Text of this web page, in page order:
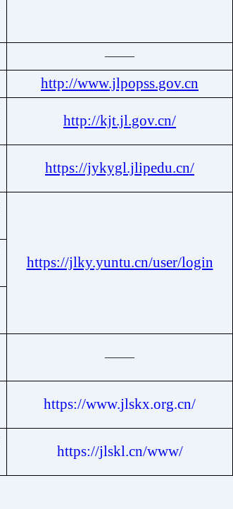
——
http://www.jlpopss.gov.cn
http://kjt.jl.gov.cn/
https://jykygl.jlipedu.cn/
https://jlky.yuntu.cn/user/login
——
https://www.jlskx.org.cn/
https://jlskl.cn/www/